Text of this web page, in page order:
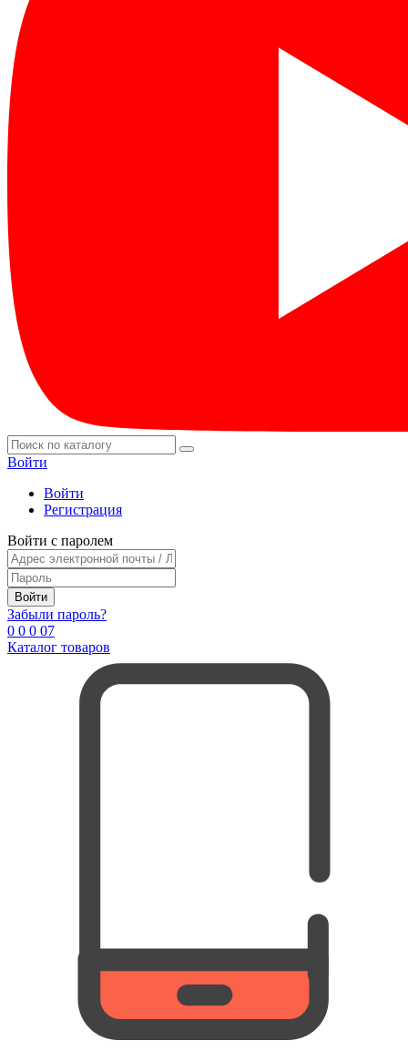
Войти
Войти
Регистрация
Войти с паролем
Войти
Забыли пароль?
0 0 0 07
Каталог товаров